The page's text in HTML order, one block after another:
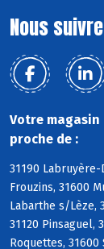
Nous
Votre magasin
proche de :
31190 Labruyère-
Frouzins, 31600
Labarthe s/Lèze,
31120 Pinsaguel,
Roquettes, 31600